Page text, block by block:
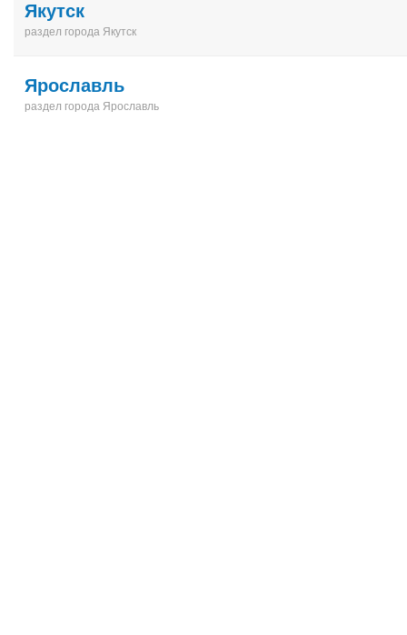
Якутск
раздел города Якутск
Ярославль
раздел города Ярославль